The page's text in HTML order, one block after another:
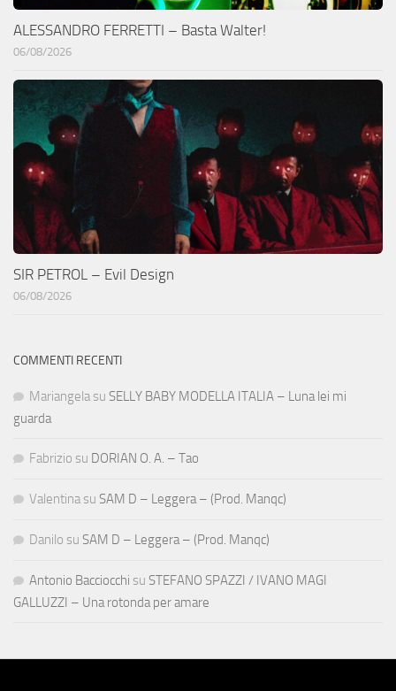
ALESSANDRO FERRETTI – Basta Walter!
06/08/2026
SIR PETROL – Evil Design
06/08/2026
COMMENTI RECENTI
Mariangela su SELLY BABY MODELLA ITALIA – Luna lei mi
guarda
Fabrizio su DORIAN O. A. – Tao
Valentina su SAM D – Leggera – (Prod. Manqc)
Danilo su SAM D – Leggera – (Prod. Manqc)
Antonio Bacciocchi su STEFANO SPAZZI / IVANO MAGI
GALLUZZI – Una rotonda per amare